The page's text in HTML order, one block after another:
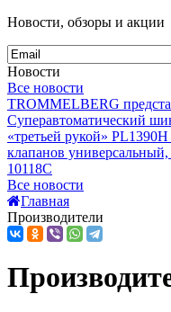
Новости, обзоры и акции
Новости
Все новости
TROMMELBERG
Суперавтоматический
«третьей рукой» PL1390H
клапанов
10118C
Все новости
Главная
Производители